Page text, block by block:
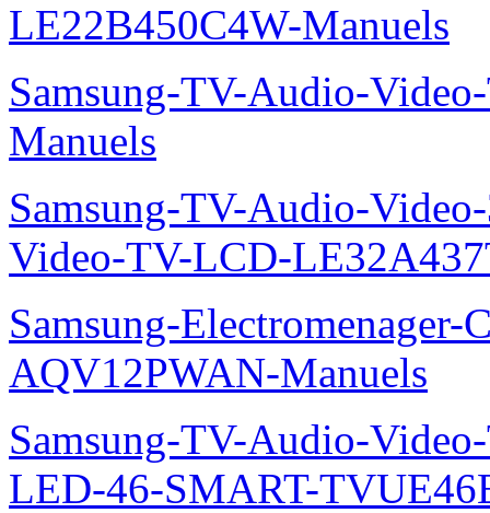
LE22B450C4W-Manuels
Samsung-TV-Audio-
Manuels
Samsung-TV-Audio-
Video-TV-LCD-
Samsung-Electromenager-
AQV12PWAN-Manuels
Samsung-TV-Audio-
LED-46-SMART-